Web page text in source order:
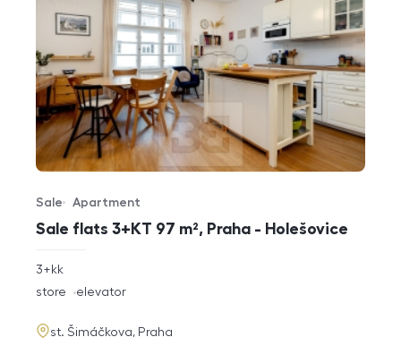
Sale flats 3+KT 97 m², Praha - Holešovice
Offer type
Sale
Property type
Apartment
rozměry
disposition
3+kk
funkce
store elevator
adresa
st. Šimáčkova, Praha